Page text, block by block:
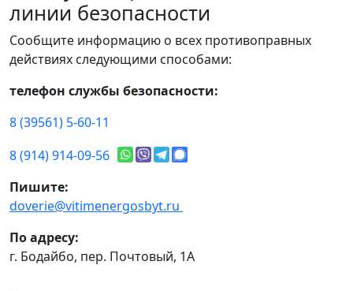
линии безопасности
Сообщите информацию о всех противоправных
действиях следующими способами:
телефон службы безопасности:
8 (39561) 5-60-11
8 (914) 914-09-56
Пишите:
doverie@vitimenergosbyt.ru
По адресу:
г. Бодайбо, пер. Почтовый, 1А